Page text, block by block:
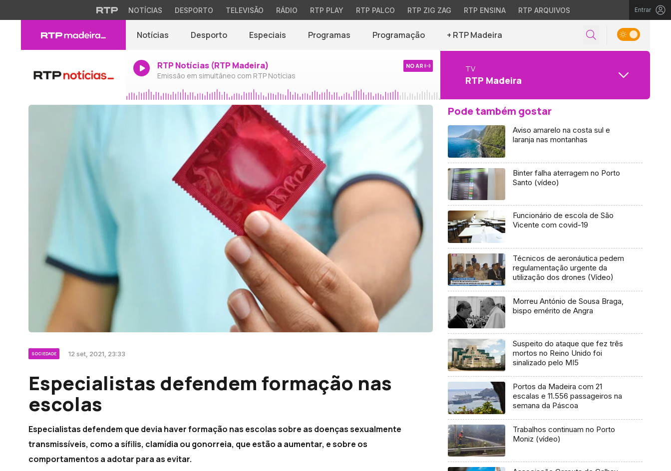
NOTÍCIAS DESPORTO TELEVISÃO RÁDIO RTP PLAY RTP PALCO RTP ZIG ZAG RTP ENSINA RTP ARQUIVOS Entrar
Notícias Desporto Especiais Programas Programação + RTP Madeira
RTP Notícias (RTP Madeira)
Emissão em simultâneo com RTP Notícias
NO AR TV
RTP Madeira
SOCIEDADE 12 set, 2021, 23:33
Especialistas defendem formação nas
escolas
Especialistas defendem que devia haver formação nas escolas sobre as doenças sexualmente
transmissíveis, como a sífilis, clamídia ou gonorreia, que estão a aumentar, e sobre os
comportamentos a adotar para as evitar.
Pode também gostar
Aviso amarelo na costa sul e
laranja nas montanhas
Binter falha aterragem no Porto
Santo (vídeo)
Funcionário de escola de São
Vicente com covid-19
Técnicos de aeronáutica pedem
regulamentação urgente da
utilização dos drones (Vídeo)
Morreu António de Sousa Braga,
bispo emérito de Angra
Suspeito do ataque que fez três
mortos no Reino Unido foi
sinalizado pelo MI5
Portos da Madeira com 21
escalas e 11.556 passageiros na
semana da Páscoa
Trabalhos continuam no Porto
Moniz (vídeo)